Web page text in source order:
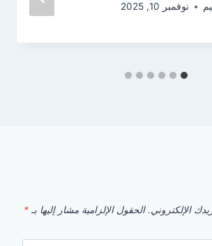
نوفمبر 10, 2025
الإلكتروني. الحقول الإلزامية مشار إليها بـ *